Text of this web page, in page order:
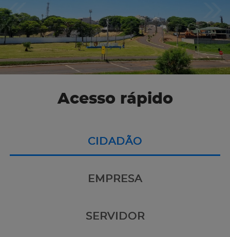
Acesso rápido
CIDADÃO
EMPRESA
SERVIDOR